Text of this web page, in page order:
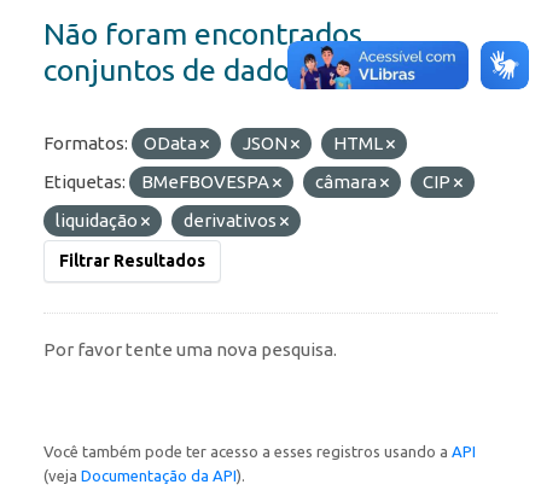
Não foram encontrados
conjuntos de dados
Formatos: OData JSON
HTML
Etiquetas:
BMeFBOVESPA câmara
CIP
liquidação
derivativos
Filtrar Resultados
Por favor tente uma nova pesquisa.
Você também pode ter acesso a esses registros usando a API
(veja Documentação da API).